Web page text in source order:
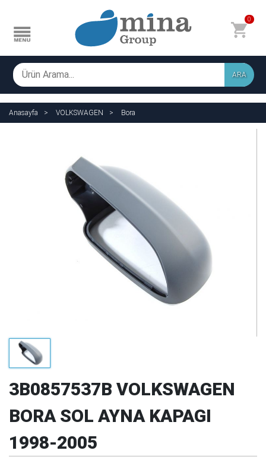
0
ARA
Anasayfa VOLKSWAGEN Bora
3B0857537B VOLKSWAGEN
BORA SOL AYNA KAPAGI
1998-2005